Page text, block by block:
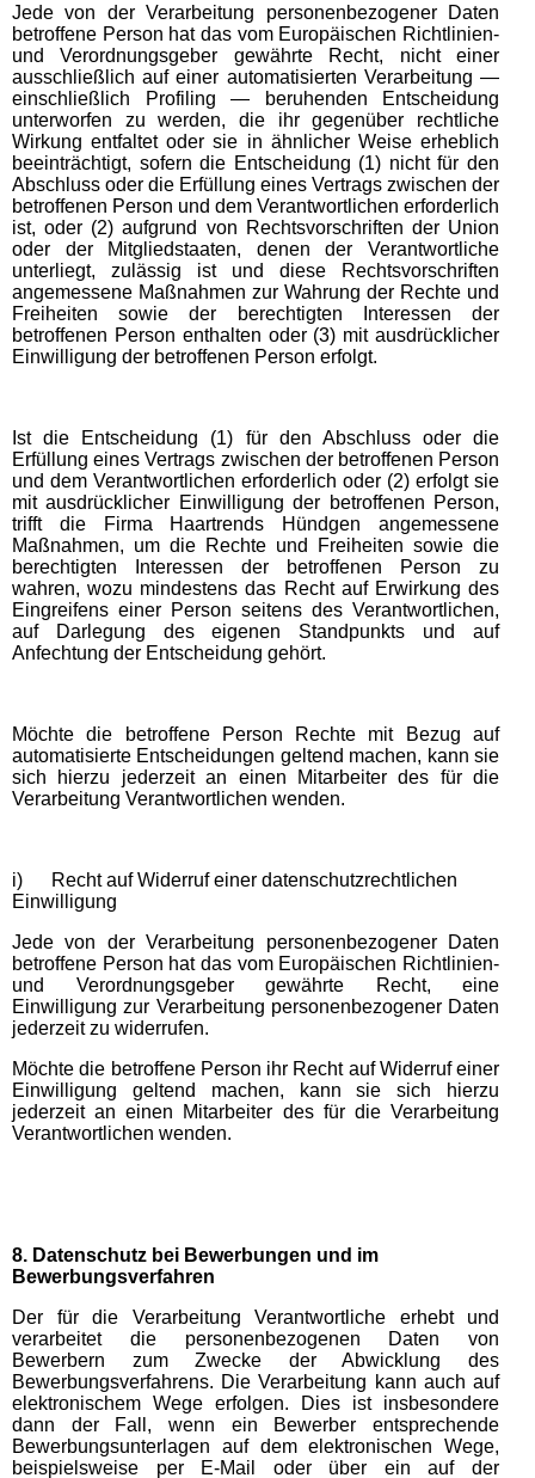
Jede von der Verarbeitung personenbezogener Daten
betroffene Person hat das vom Europäischen Richtlinien-
und Verordnungsgeber gewährte Recht, nicht einer
ausschließlich auf einer automatisierten Verarbeitung —
einschließlich Profiling — beruhenden Entscheidung
unterworfen zu werden, die ihr gegenüber rechtliche
Wirkung entfaltet oder sie in ähnlicher Weise erheblich
beeinträchtigt, sofern die Entscheidung (1) nicht für den
Abschluss oder die Erfüllung eines Vertrags zwischen der
betroffenen Person und dem Verantwortlichen erforderlich
ist, oder (2) aufgrund von Rechtsvorschriften der Union
oder der Mitgliedstaaten, denen der Verantwortliche
unterliegt, zulässig ist und diese Rechtsvorschriften
angemessene Maßnahmen zur Wahrung der Rechte und
Freiheiten sowie der berechtigten Interessen der
betroffenen Person enthalten oder (3) mit ausdrücklicher
Einwilligung der betroffenen Person erfolgt.
Ist die Entscheidung (1) für den Abschluss oder die
Erfüllung eines Vertrags zwischen der betroffenen Person
und dem Verantwortlichen erforderlich oder (2) erfolgt sie
mit ausdrücklicher Einwilligung der betroffenen Person,
trifft die Firma Haartrends Hündgen angemessene
Maßnahmen, um die Rechte und Freiheiten sowie die
berechtigten Interessen der betroffenen Person zu
wahren, wozu mindestens das Recht auf Erwirkung des
Eingreifens einer Person seitens des Verantwortlichen,
auf Darlegung des eigenen Standpunkts und auf
Anfechtung der Entscheidung gehört.
Möchte die betroffene Person Rechte mit Bezug auf
automatisierte Entscheidungen geltend machen, kann sie
sich hierzu jederzeit an einen Mitarbeiter des für die
Verarbeitung Verantwortlichen wenden.
i) Recht auf Widerruf einer datenschutzrechtlichen
Einwilligung
Jede von der Verarbeitung personenbezogener Daten
betroffene Person hat das vom Europäischen Richtlinien-
und Verordnungsgeber gewährte Recht, eine
Einwilligung zur Verarbeitung personenbezogener Daten
jederzeit zu widerrufen.
Möchte die betroffene Person ihr Recht auf Widerruf einer
Einwilligung geltend machen, kann sie sich hierzu
jederzeit an einen Mitarbeiter des für die Verarbeitung
Verantwortlichen wenden.
8. Datenschutz bei Bewerbungen und im
Bewerbungsverfahren
Der für die Verarbeitung Verantwortliche erhebt und
verarbeitet die personenbezogenen Daten von
Bewerbern zum Zwecke der Abwicklung des
Bewerbungsverfahrens. Die Verarbeitung kann auch auf
elektronischem Wege erfolgen. Dies ist insbesondere
dann der Fall, wenn ein Bewerber entsprechende
Bewerbungsunterlagen auf dem elektronischen Wege,
beispielsweise per E-Mail oder über ein auf der